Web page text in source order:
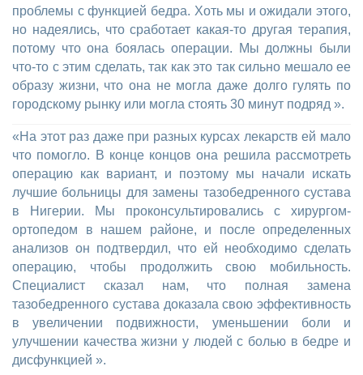
проблемы с функцией бедра. Хоть мы и ожидали этого,
но надеялись, что сработает какая-то другая терапия,
потому что она боялась операции. Мы должны были
что-то с этим сделать, так как это так сильно мешало ее
образу жизни, что она не могла даже долго гулять по
городскому рынку или могла стоять 30 минут подряд ».
«На этот раз даже при разных курсах лекарств ей мало
что помогло. В конце концов она решила рассмотреть
операцию как вариант, и поэтому мы начали искать
лучшие больницы для замены тазобедренного сустава
в Нигерии. Мы проконсультировались с хирургом-
ортопедом в нашем районе, и после определенных
анализов он подтвердил, что ей необходимо сделать
операцию, чтобы продолжить свою мобильность.
Специалист сказал нам, что полная замена
тазобедренного сустава доказала свою эффективность
в увеличении подвижности, уменьшении боли и
улучшении качества жизни у людей с болью в бедре и
дисфункцией ».